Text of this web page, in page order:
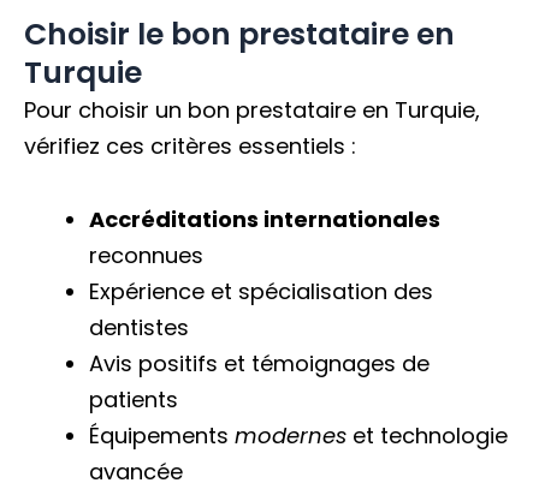
Choisir le bon prestataire en
Turquie
Pour choisir un bon prestataire en Turquie,
vérifiez ces critères essentiels :
Accréditations internationales
reconnues
Expérience et spécialisation des
dentistes
Avis positifs et témoignages de
patients
Équipements modernes et technologie
avancée